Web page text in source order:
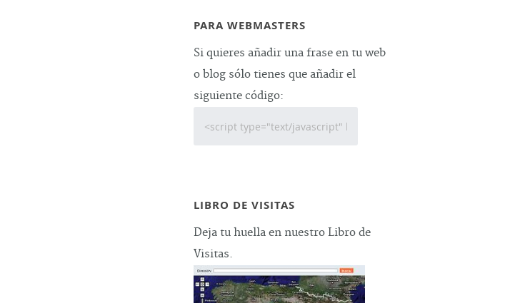
PARA WEBMASTERS
Si quieres añadir una frase en tu web
o blog sólo tienes que añadir el
siguiente código:
LIBRO DE VISITAS
Deja tu huella en nuestro Libro de
Visitas.